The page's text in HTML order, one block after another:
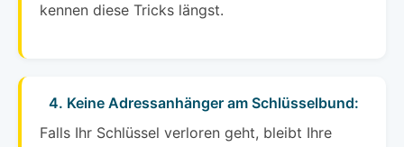
kennen diese Tricks längst.
4. Keine Adressanhänger am Schlüsselbund:
Falls Ihr Schlüssel verloren geht, bleibt Ihre